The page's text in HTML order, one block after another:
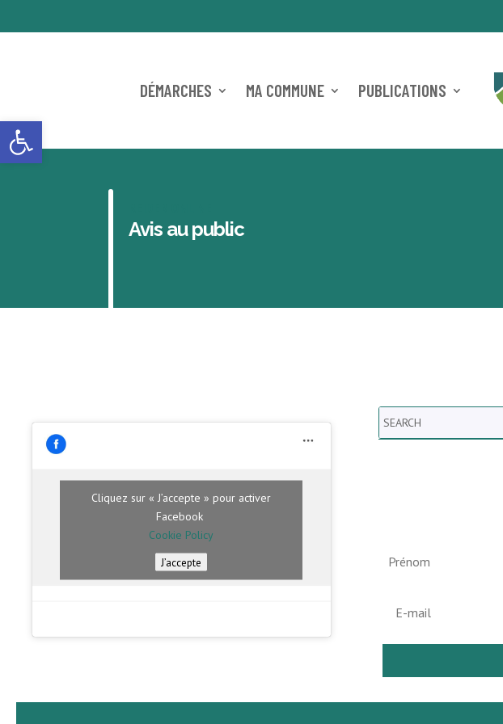
Ouvrir la barre d’outils
DÉMARCHES MA COMMUNE PUBLICATIONS
Avis au public
Cliquez sur « J’accepte » pour activer
Facebook
Cookie Policy
J’accepte
Search